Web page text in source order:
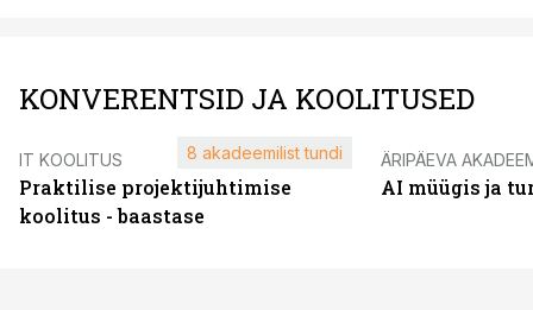
KONVERENTSID JA KOOLITUSED
IT KOOLITUS
Praktilise projektijuhtimise
koolitus - baastase
8 akadeemilist tundi ÄRIPÄEVA
AI müügis ja